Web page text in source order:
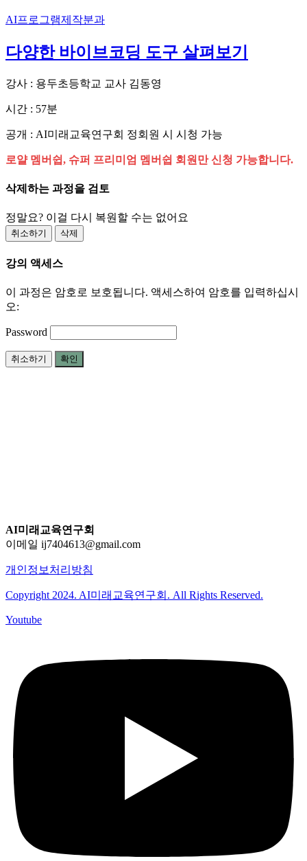
AI프로그램제작분과
다양한 바이브코딩 도구 살펴보기
강사 : 용두초등학교 교사 김동영
시간 : 57분
공개 : AI미래교육연구회 정회원 시 시청 가능
로얄 멤버쉽, 슈퍼 프리미엄 멤버쉽 회원만 신청 가능합니다.
삭제하는 과정을 검토
정말요? 이걸 다시 복원할 수는 없어요
취소하기 삭제
강의 액세스
이 과정은 암호로 보호됩니다. 액세스하여 암호를 입력하십시
오:
Password
취소하기 확인
AI미래교육연구회
이메일 ij7404613@gmail.com
개인정보처리방침
Copyright 2024. AI미래교육연구회. All Rights Reserved.
Youtube